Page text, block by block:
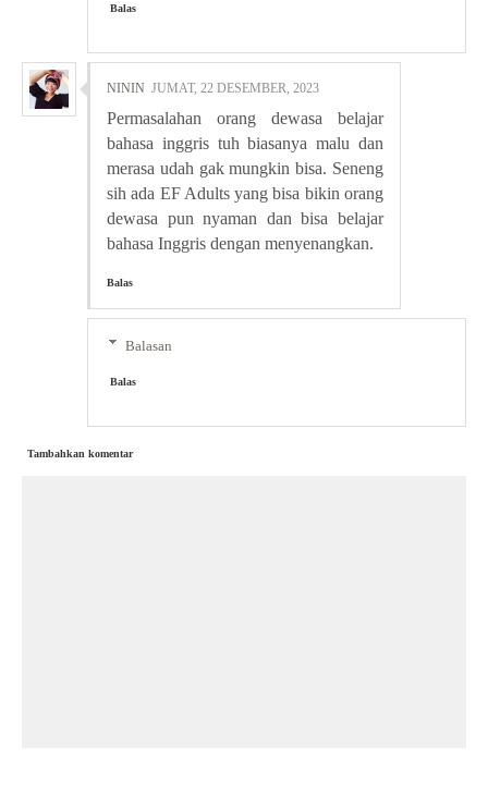
Balas
NININ JUMAT, 22 DESEMBER, 2023
Permasalahan orang dewasa belajar
bahasa inggris tuh biasanya malu dan
merasa udah gak mungkin bisa. Seneng
sih ada EF Adults yang bisa bikin orang
dewasa pun nyaman dan bisa belajar
bahasa Inggris dengan menyenangkan.
Balas
Balasan
Balas
Tambahkan komentar